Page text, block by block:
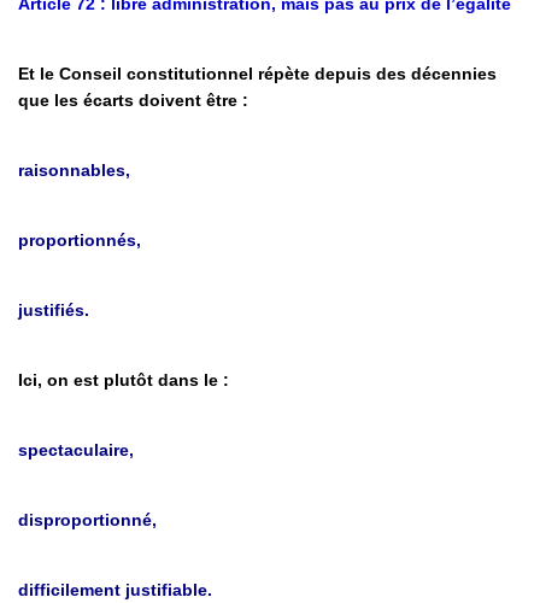
Et le Conseil constitutionnel répète depuis des décennies
que les écarts doivent être :
raisonnables,
proportionnés,
justifiés.
Ici, on est plutôt dans le :
spectaculaire,
disproportionné,
difficilement justifiable.